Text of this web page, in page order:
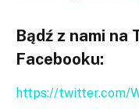
Bądź z nami na
Facebooku:
https://twitter.com/